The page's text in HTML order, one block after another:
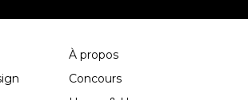
À propos
Concours